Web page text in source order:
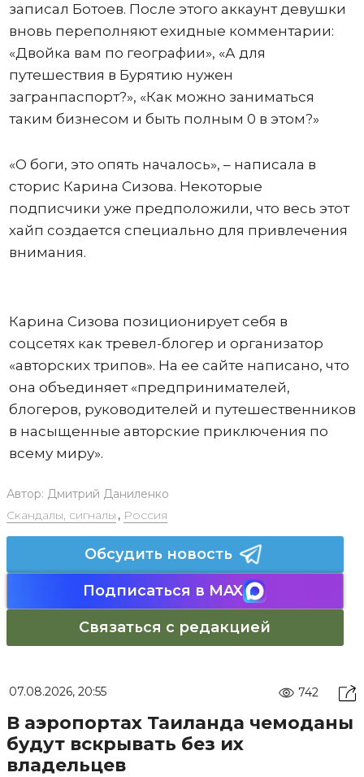
записал Ботоев. После этого аккаунт девушки
вновь переполняют ехидные комментарии:
«Двойка вам по географии», «А для
путешествия в Бурятию нужен
загранпаспорт?», «Как можно заниматься
таким бизнесом и быть полным 0 в этом?»
«О боги, это опять началось», – написала в
сторис Карина Сизова. Некоторые
подписчики уже предположили, что весь этот
хайп создается специально для привлечения
внимания.
Карина Сизова позиционирует себя в
соцсетях как тревел-блогер и организатор
«авторских трипов». На ее сайте написано, что
она объединяет «предпринимателей,
блогеров, руководителей и путешественников
в насыщенные авторские приключения по
всему миру».
Автор: Дмитрий Даниленко
Скандалы, сигналы , Россия
Обсудить новость
Подписаться в MAX
Связаться с редакцией
07.08.2026, 20:55 742
В аэропортах Таиланда чемоданы
будут вскрывать без их
владельцев